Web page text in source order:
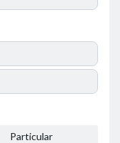
Particular